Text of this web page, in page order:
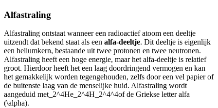
Alfastraling
Alfastraling ontstaat wanneer een radioactief atoom een deeltje
uitzendt dat bekend staat als een alfa-deeltje. Dit deeltje is eigenlijk
een heliumkern, bestaande uit twee protonen en twee neutronen.
Alfastraling heeft een hoge energie, maar het alfa-deeltje is relatief
groot. Hierdoor heeft het een laag doordringend vermogen en kan
het gemakkelijk worden tegengehouden, zelfs door een vel papier of
de buitenste laag van de menselijke huid. Alfastraling wordt
aangeduid met _2^4He_2^4H_2^4^4of de Griekse letter alfa
(\alpha).